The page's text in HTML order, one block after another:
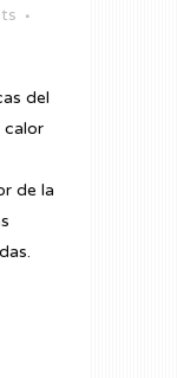
del
calor
de la